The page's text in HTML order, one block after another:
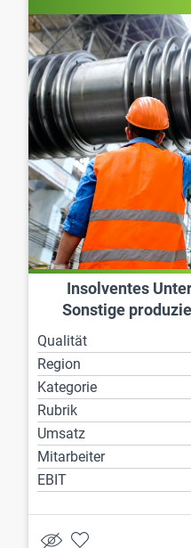
Insolventes
Sonstige
Qualität
Region
Kategorie
Rubrik
Umsatz
Mitarbeiter
EBIT